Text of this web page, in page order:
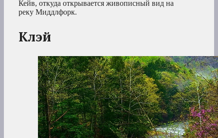
Кейв, откуда открывается живописный вид на
реку Миддлфорк.
Клэй